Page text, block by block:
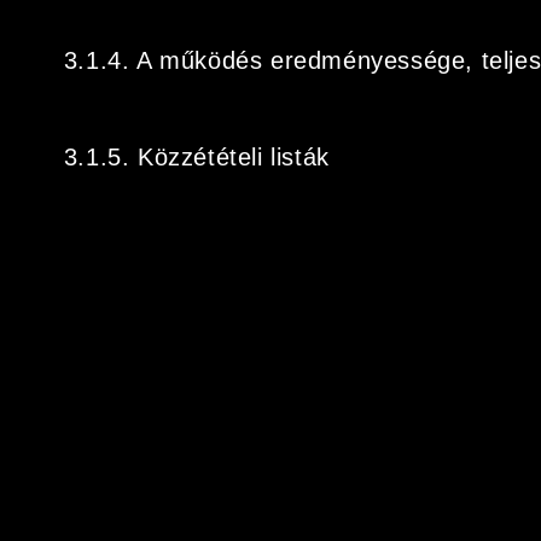
3.1.4. A működés eredményessége,
3.1.5. Közzétételi listák